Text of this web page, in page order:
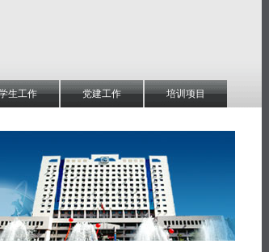
生工作 党建工作 培训项目